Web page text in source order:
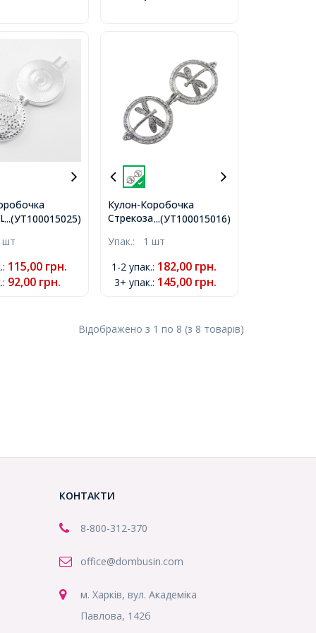
...(УТ100015025)
Шестерні
30мм, Отвір
шт
: 115,00 грн.
: 92,00 грн.
...(УТ100015016)
Кулон-Коробочка
Стрекоза Круглий
Магнітною Застібкою,
Розмір: 43x35x16мм,
Отвір 7x4мм,
Упак.: 1 шт
1-2 упак.: 182,00 грн.
3+ упак.: 145,00 грн.
Відображено з 1 по 8 (з 8 товарів)
КОНТАКТИ
8-800-312-370
office@dombusin.com
м. Харків, вул. Академіка
Павлова, 142б